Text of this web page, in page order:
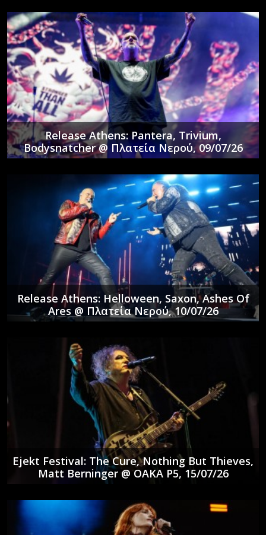
Release Athens: Pantera, Trivium,
Bodysnatcher @ Πλατεία Νερού, 09/07/26
Release Athens: Helloween, Saxon, Ashes Of
Ares @ Πλατεία Νερού, 10/07/26
Ejekt Festival: The Cure, Nothing But Thieves,
Matt Berninger @ ΟΑΚΑ P5, 15/07/26